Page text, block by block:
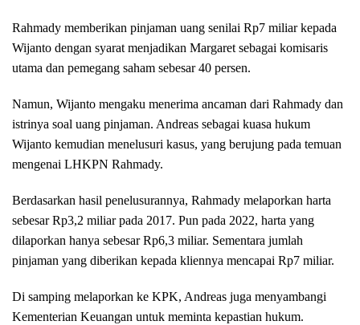
Rahmady memberikan pinjaman uang senilai Rp7 miliar kepada
Wijanto dengan syarat menjadikan Margaret sebagai komisaris
utama dan pemegang saham sebesar 40 persen.
Namun, Wijanto mengaku menerima ancaman dari Rahmady dan
istrinya soal uang pinjaman. Andreas sebagai kuasa hukum
Wijanto kemudian menelusuri kasus, yang berujung pada temuan
mengenai LHKPN Rahmady.
Berdasarkan hasil penelusurannya, Rahmady melaporkan harta
sebesar Rp3,2 miliar pada 2017. Pun pada 2022, harta yang
dilaporkan hanya sebesar Rp6,3 miliar. Sementara jumlah
pinjaman yang diberikan kepada kliennya mencapai Rp7 miliar.
Di samping melaporkan ke KPK, Andreas juga menyambangi
Kementerian Keuangan untuk meminta kepastian hukum.